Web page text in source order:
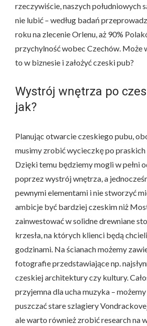
rzeczywiście, naszych południowych
nie lubić – według badań
roku na zlecenie Orlenu, aż 90%
przychylność wobec Czechów. Może
to w biznesie i założyć czeski pub?
Wystrój wnętrza po
jak?
Planując otwarcie czeskiego pubu,
musimy zrobić wycieczkę po praskich
Dzięki temu będziemy mogli w pełni
poprzez wystrój wnętrza, a
pewnymi elementami i nie stworzyć
ambicje być bardziej czeskim niż
zainwestować w solidne drewniane
krzesła, na których klienci będą
godzinami. Na ścianach możemy
fotografie przedstawiające np.
czeskiej architektury czy kultury.
przyjemna dla ucha muzyka –
puszczać stare szlagiery
ale warto również zrobić research na